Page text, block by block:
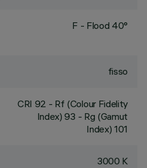
F - Flood 40°
fisso
CRI 92 - Rf (Colour Fidelity
Index) 93 - Rg (Gamut
Index) 101
3000 K